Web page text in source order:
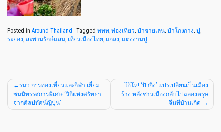
Posted in Around Thailand Tagged ททท, ท่องเที่ยว, ป่าชายเลน, ป่าโกงกาง, ปู,
ระยอง, สะพานรักษ์แสม, เที่ยวเมืองไทย, แกลง, แต่งงานปู
รมว.การท่องเที่ยวและกีฬา เยี่ยม
ชมนิทรรศการพิเศษ ‘วิถีแห่งศรัทธา
จากศิลปทัศน์ญี่ปุ่น’
โอ้โห! ‘ปักกิ่ง’ แปรเปลี่ยนเป็นเมือง
ร้าง หลังชาวเมืองกลับไปฉลองตรุษ
จีนที่บ้านเกิด